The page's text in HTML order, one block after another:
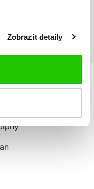
Zobrazit detaily